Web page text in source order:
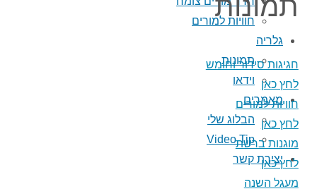
חוויות למורים
גלריה
תמונות
וידאו
מאמרים
הבלוג שלי
Video Tip
יצירת קשר
תמונות
חגיגות סידור וחומש
לחץ כאן
חוויות למורים
לחץ כאן
מוגנות ברשת
לחץ כאן
מעגל השנה